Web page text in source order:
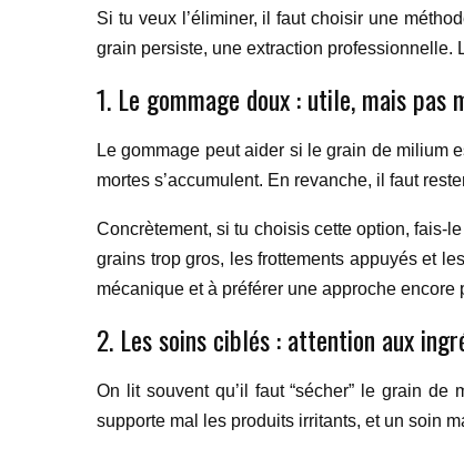
Si tu veux l’éliminer, il faut choisir une
grain persiste, une extraction professionnelle.
1. Le gommage doux : utile, mais pas
Le gommage peut aider si le grain de milium
mortes s’accumulent. En revanche, il faut
Concrètement, si tu choisis cette option, fais-
grains trop gros, les frottements appuyés et
mécanique et à préférer une approche
2. Les soins ciblés : attention aux
On lit souvent qu’il faut “sécher” le grain
supporte mal les produits irritants, et un soin